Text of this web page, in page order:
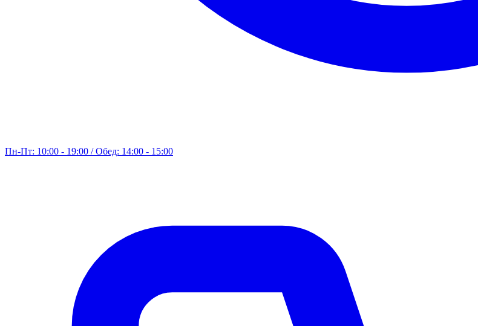
Пн-Пт: 10:00 - 19:00 / Обед: 14:00 - 15:00